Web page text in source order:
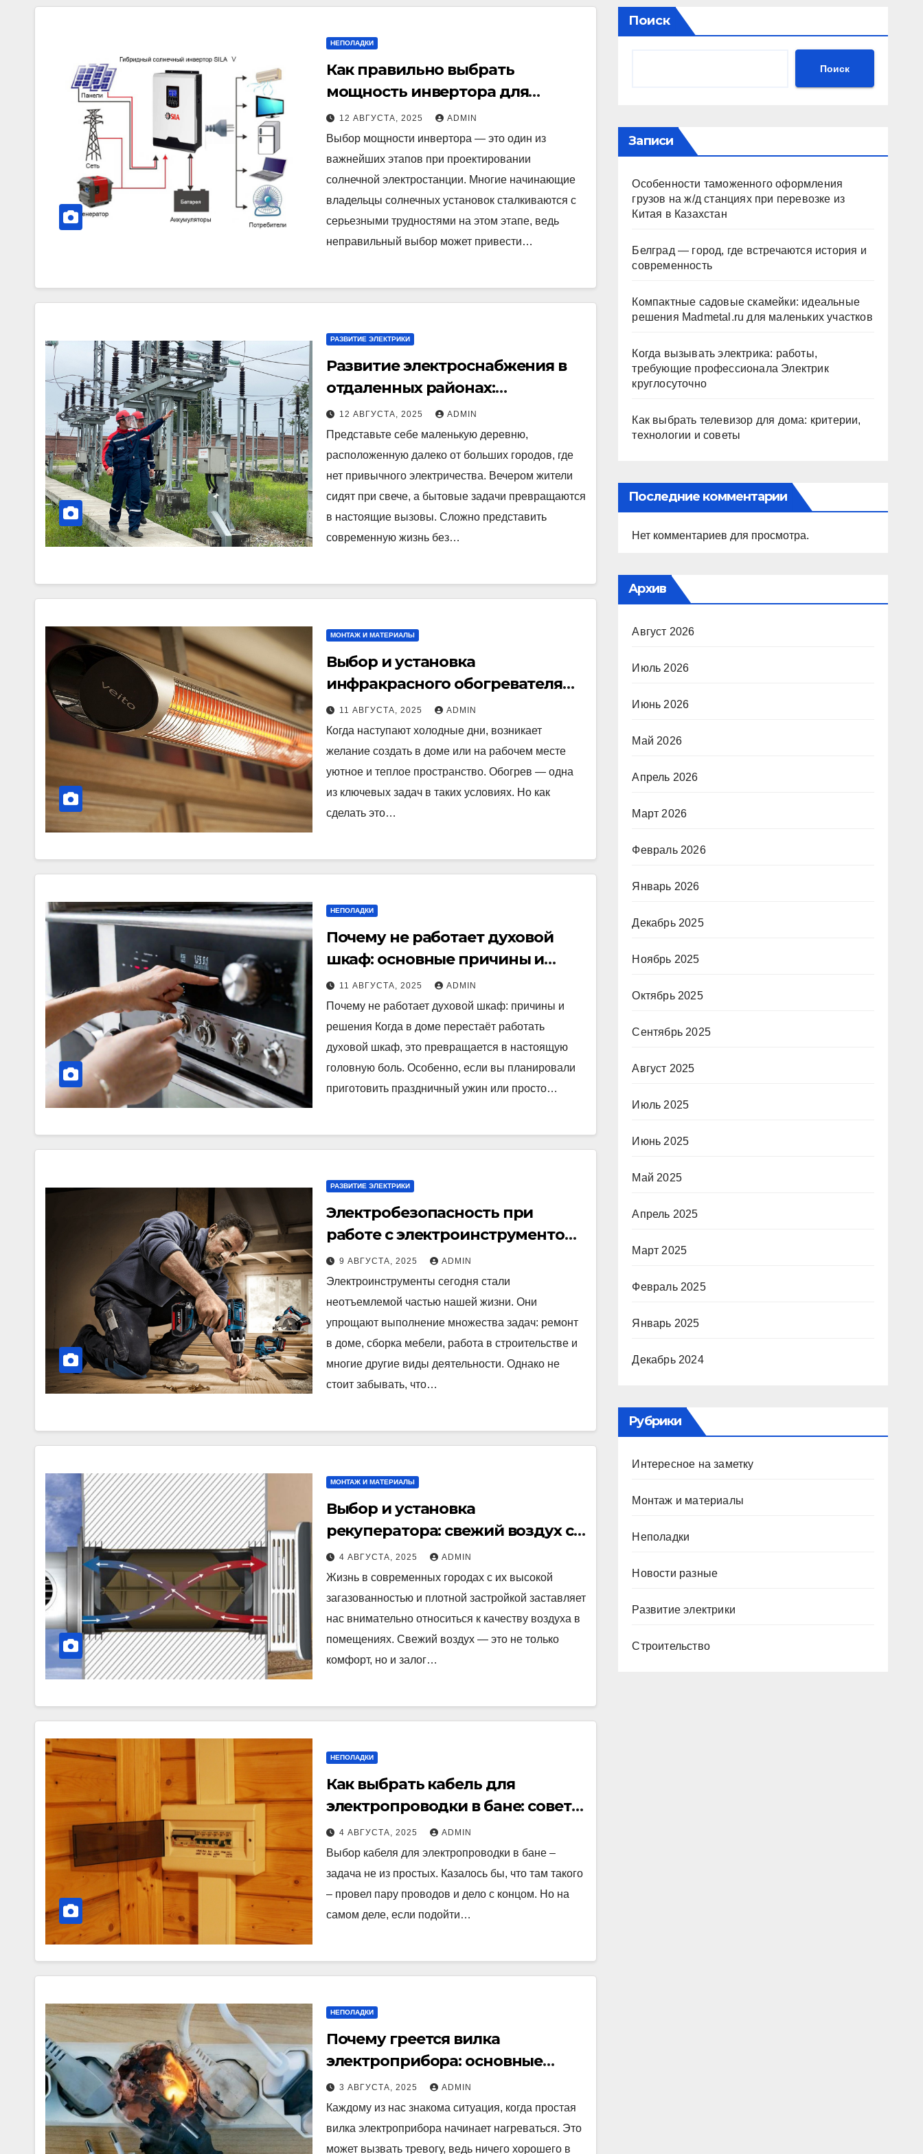
НЕПОЛАДКИ
Как правильно выбрать
мощность инвертора для
солнечной электростанции
12 АВГУСТА, 2025 ADMIN
Выбор мощности инвертора — это один из
важнейших этапов при проектировании
солнечной электростанции. Многие начинающие
владельцы солнечных установок сталкиваются с
серьезными трудностями на этом этапе, ведь
неправильный выбор может привести…
РАЗВИТИЕ ЭЛЕКТРИКИ
Развитие электроснабжения в
отдаленных районах:
современные решения
12 АВГУСТА, 2025 ADMIN
Представьте себе маленькую деревню,
расположенную далеко от больших городов, где
нет привычного электричества. Вечером жители
сидят при свече, а бытовые задачи превращаются
в настоящие вызовы. Сложно представить
современную жизнь без…
МОНТАЖ И МАТЕРИАЛЫ
Выбор и установка
инфракрасного обогревателя
для точечного обогрева
11 АВГУСТА, 2025 ADMIN
Когда наступают холодные дни, возникает
желание создать в доме или на рабочем месте
уютное и теплое пространство. Обогрев — одна
из ключевых задач в таких условиях. Но как
сделать это…
НЕПОЛАДКИ
Почему не работает духовой
шкаф: основные причины и
способы устранения
11 АВГУСТА, 2025 ADMIN
Почему не работает духовой шкаф: причины и
решения Когда в доме перестаёт работать
духовой шкаф, это превращается в настоящую
головную боль. Особенно, если вы планировали
приготовить праздничный ужин или просто…
РАЗВИТИЕ ЭЛЕКТРИКИ
Электробезопасность при
работе с электроинструментом:
важные правила
9 АВГУСТА, 2025 ADMIN
Электроинструменты сегодня стали
неотъемлемой частью нашей жизни. Они
упрощают выполнение множества задач: ремонт
в доме, сборка мебели, работа в строительстве и
многие другие виды деятельности. Однако не
стоит забывать, что…
МОНТАЖ И МАТЕРИАЛЫ
Выбор и установка
рекуператора: свежий воздух с
сохранением тепла
4 АВГУСТА, 2025 ADMIN
Жизнь в современных городах с их высокой
загазованностью и плотной застройкой заставляет
нас внимательно относиться к качеству воздуха в
помещениях. Свежий воздух — это не только
комфорт, но и залог…
НЕПОЛАДКИ
Как выбрать кабель для
электропроводки в бане: советы
и рекомендации
4 АВГУСТА, 2025 ADMIN
Выбор кабеля для электропроводки в бане –
задача не из простых. Казалось бы, что там такого
– провел пару проводов и дело с концом. Но на
самом деле, если подойти…
НЕПОЛАДКИ
Почему греется вилка
электроприбора: основные
причины и способы устранения
3 АВГУСТА, 2025 ADMIN
Каждому из нас знакома ситуация, когда простая
вилка электроприбора начинает нагреваться. Это
может вызвать тревогу, ведь ничего хорошего в
Поиск
Поиск
Записи
Особенности таможенного оформления
грузов на ж/д станциях при перевозке из
Китая в Казахстан
Белград — город, где встречаются история и
современность
Компактные садовые скамейки: идеальные
решения Madmetal.ru для маленьких участков
Когда вызывать электрика: работы,
требующие профессионала Электрик
круглосуточно
Как выбрать телевизор для дома: критерии,
технологии и советы
Последние комментарии
Нет комментариев для просмотра.
Архив
Август 2026
Июль 2026
Июнь 2026
Май 2026
Апрель 2026
Март 2026
Февраль 2026
Январь 2026
Декабрь 2025
Ноябрь 2025
Октябрь 2025
Сентябрь 2025
Август 2025
Июль 2025
Июнь 2025
Май 2025
Апрель 2025
Март 2025
Февраль 2025
Январь 2025
Декабрь 2024
Рубрики
Интересное на заметку
Монтаж и материалы
Неполадки
Новости разные
Развитие электрики
Строительство